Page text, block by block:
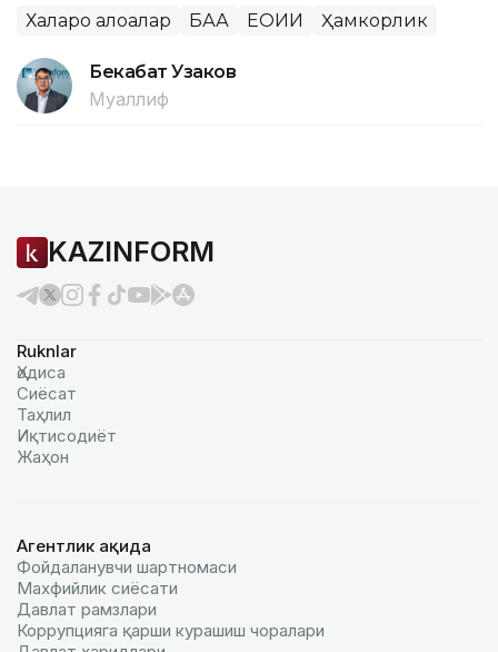
Халқаро алоқалар БАА ЕОИИ Ҳамкорлик
Бекабат Узаков
Муаллиф
KAZINFORM
Ruknlar
Ҳодиса
Сиёсат
Таҳлил
Иқтисодиёт
Жаҳон
Агентлик ҳақида
Фойдаланувчи шартномаси
Махфийлик сиёсати
Давлат рамзлари
Коррупцияга қарши курашиш чоралари